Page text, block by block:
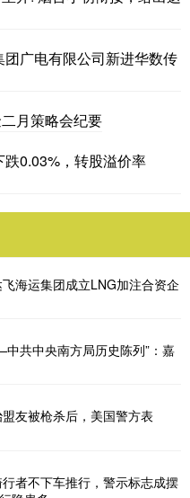
广电有限公司新进华数传
月策略会纪要
0.03%，转股溢价率
海运集团成立LNG加注合资企
共中央南方局历史陈列”：嘉
友被枪杀后，美国警方表
者不下车推行，警示标志成摆